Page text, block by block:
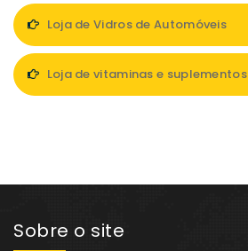
Loja de Vidros de Automóveis
Loja de vitaminas e suplementos
Sobre o site